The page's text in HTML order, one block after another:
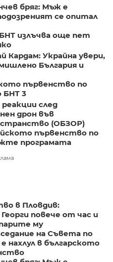
бряг: Мъж е
се опитал
излъчва още пет
Кардам: Украйна увери,
България и
първенство по
БНТ 3
след
дрон във
(ОБЗОР)
първенство по
програмата
в Пловдив:
повече от час и
му
на Съвета по
нахлул в българското